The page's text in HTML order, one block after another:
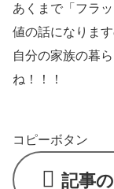
あくまで「フラ
値の話になります
自分の家族の暮
ね！！！
コピーボタン
記事